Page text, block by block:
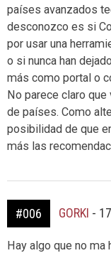
países avanzados
desconozco es si
por usar una
o si nunca han
más como portal o
No parece claro
de países. Como
posibilidad de que
más las
#006 GORKI -
Hay algo que no ma